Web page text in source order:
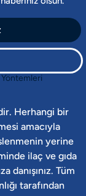
Herhangi bir
amacıyla
yerine
ilaç ve gıda
danışınız. Tüm
tarafından